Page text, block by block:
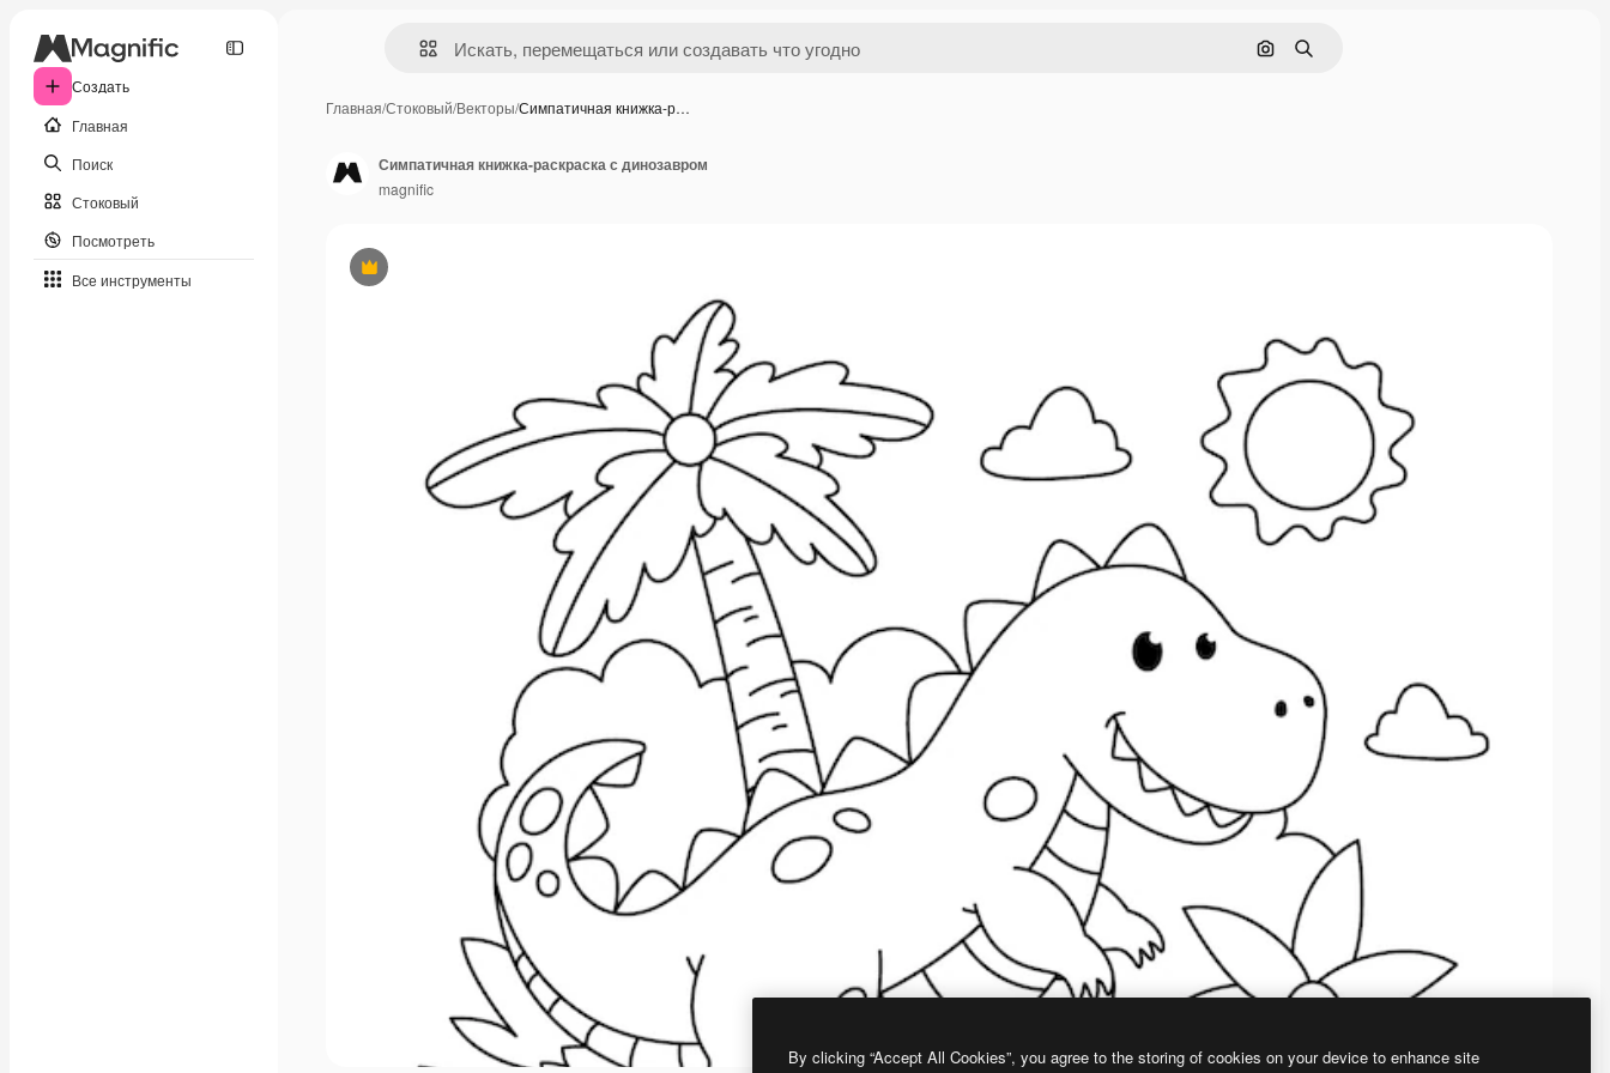
Создать
Главная
Поиск
Стоковый
Посмотреть
Все инструменты
Поиск по изображению
Поиск
Главная/Стоковый/Векторы/Симпатичная книжка-р…
Премиум
Симпатичная книжка-раскраска с динозавром
magnific
By clicking “Accept All Cookies”, you agree to the storing of cookies on your device to enhance site